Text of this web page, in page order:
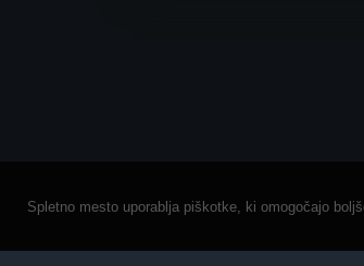
ARHIVIRANJE
Spletno mesto uporablja piškotke, ki omogočajo